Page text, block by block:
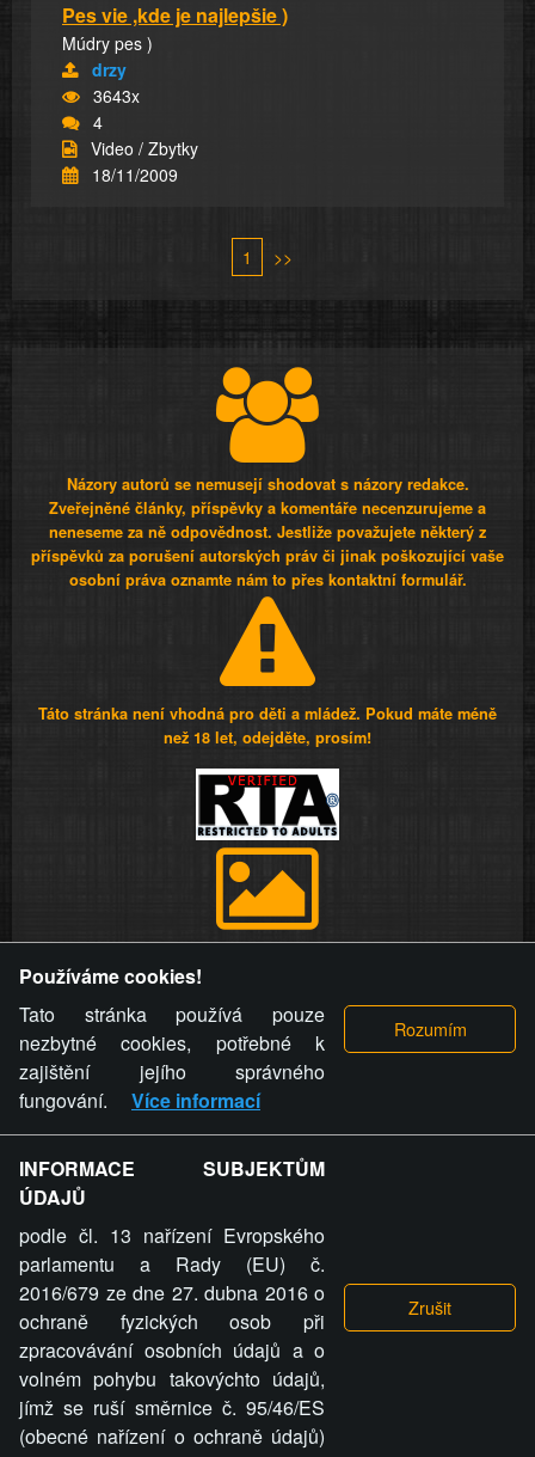
Pes vie ,kde je najlepšie )
Múdry pes )
drzy
3643x
4
Video / Zbytky
18/11/2009
1 >>
Názory autorů se nemusejí shodovat s názory redakce.
Zveřejněné články, příspěvky a komentáře necenzurujeme a
neneseme za ně odpovědnost. Jestliže považujete některý z
příspěvků za porušení autorských práv či jinak poškozující vaše
osobní práva oznamte nám to přes kontaktní formulář.
Táto stránka není vhodná pro děti a mládež. Pokud máte méně
než 18 let, odejděte, prosím!
videa a komentáře. Osoba, které se toto opatření provozovatele
stránky týče, ani osoba, která umístila fotografii nebo video na
stránku, nemůže z důvodu odstranění fotografie, videa nebo
komentáře pro výše uvedenou okolnost uplatnit vůči
provozovateli stránky žádný nárok na náhradu škody nebo
nemajetkové újmy.
ZVRÁCENÝ.CZ - Svět není zvrácenej. To jen
ty lidi...
ZVRÁCENÝ.CZ
PRAVIDLA A PODMÍNKY GDPR
Používáme cookies!
Tato stránka používá pouze
nezbytné cookies, potřebné k
zajištění jejího správného
fungování.
Více informací
INFORMACE SUBJEKTŮM
ÚDAJŮ
podle čl. 13 nařízení Evropského
parlamentu a Rady (EU) č.
2016/679 ze dne 27. dubna 2016 o
ochraně fyzických osob při
zpracovávání osobních údajů a o
volném pohybu takovýchto údajů,
jímž se ruší směrnice č. 95/46/ES
(obecné nařízení o ochraně údajů)